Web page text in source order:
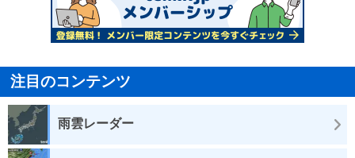
注目のコンテンツ
雨雲レーダー